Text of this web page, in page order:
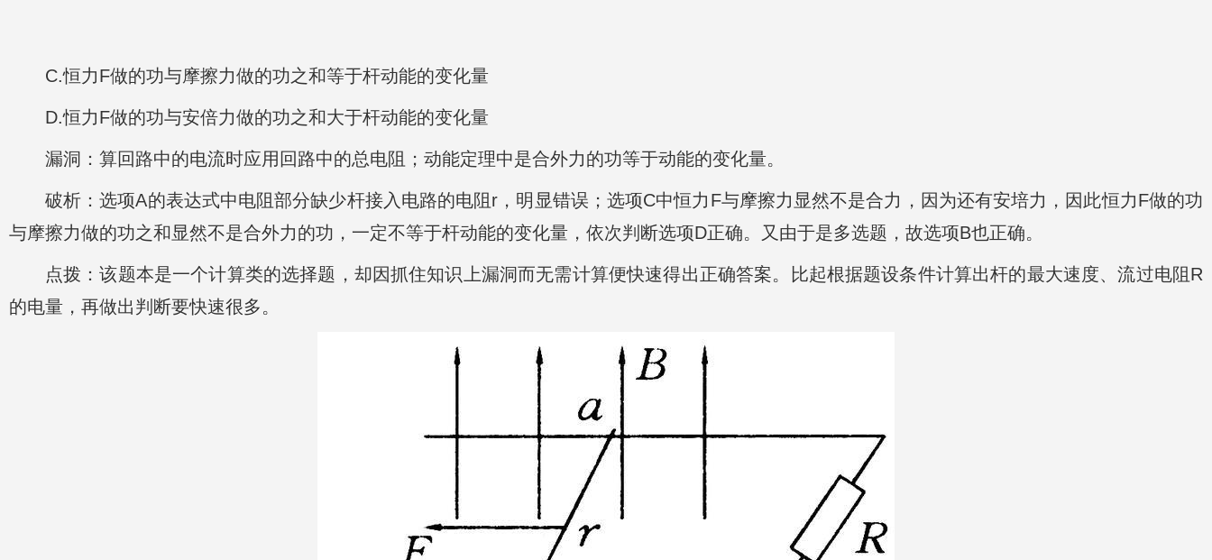
C.恒力F做的功与摩擦力做的功之和等于杆动能的变化量
D.恒力F做的功与安倍力做的功之和大于杆动能的变化量
漏洞：算回路中的电流时应用回路中的总电阻；动能定理中是合外力的功等于动能的变化量。
破析：选项A的表达式中电阻部分缺少杆接入电路的电阻r，明显错误；选项C中恒力F与摩擦力显然不是合力，因为还有安培力，因此恒力F做的功
与摩擦力做的功之和显然不是合外力的功，一定不等于杆动能的变化量，依次判断选项D正确。又由于是多选题，故选项B也正确。
点拨：该题本是一个计算类的选择题，却因抓住知识上漏洞而无需计算便快速得出正确答案。比起根据题设条件计算出杆的最大速度、流过电阻R
的电量，再做出判断要快速很多。